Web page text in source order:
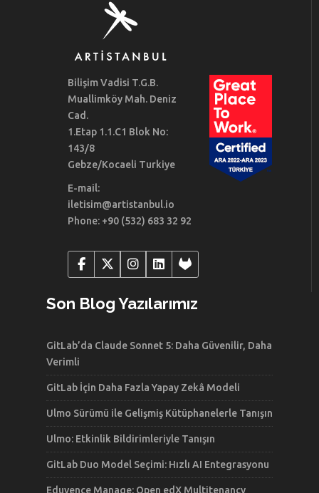
Bilişim Vadisi T.G.B.
Muallimköy Mah. Deniz
Cad.
1.Etap 1.1.C1 Blok No:
143/8
Gebze/Kocaeli Turkiye
E-mail:
iletisim@artistanbul.io
Phone: +90 (532) 683 32 92
Son Blog Yazılarımız
GitLab’da Claude Sonnet 5: Daha Güvenilir, Daha
Verimli
GitLab İçin Daha Fazla Yapay Zekâ Modeli
Ulmo Sürümü ile Gelişmiş Kütüphanelerle Tanışın
Ulmo: Etkinlik Bildirimleriyle Tanışın
GitLab Duo Model Seçimi: Hızlı AI Entegrasyonu
Eduvence Manage: Open edX Multitenancy